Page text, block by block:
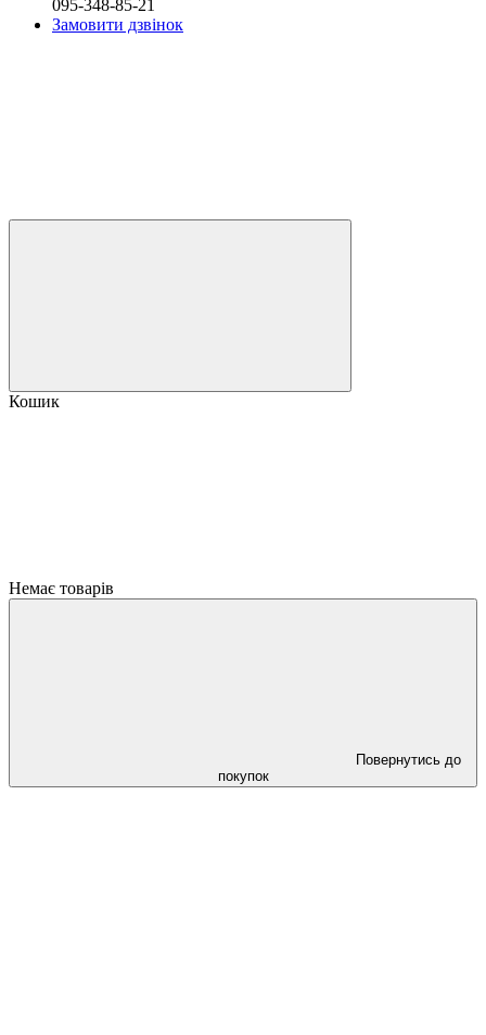
095-348-85-21
Замовити дзвінок
Кошик
Немає товарів
Повернутись до
покупок